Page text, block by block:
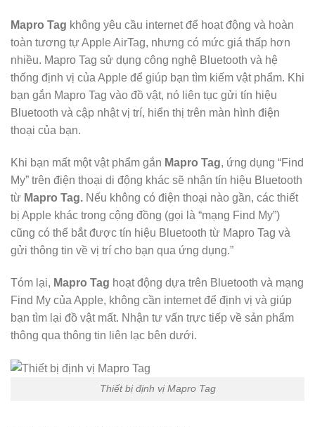
Mapro Tag không yêu cầu internet để hoạt động và hoàn
toàn tương tự Apple AirTag, nhưng có mức giá thấp hơn
nhiều. Mapro Tag sử dụng công nghệ Bluetooth và hệ
thống định vị của Apple để giúp bạn tìm kiếm vật phẩm. Khi
bạn gắn Mapro Tag vào đồ vật, nó liên tục gửi tín hiệu
Bluetooth và cập nhật vị trí, hiển thị trên màn hình điện
thoại của bạn.
Khi bạn mất một vật phẩm gắn Mapro Tag, ứng dụng “Find
My” trên điện thoại di động khác sẽ nhận tín hiệu Bluetooth
từ Mapro Tag. Nếu không có điện thoại nào gần, các thiết
bị Apple khác trong cộng đồng (gọi là “mạng Find My”)
cũng có thể bắt được tín hiệu Bluetooth từ Mapro Tag và
gửi thông tin về vị trí cho bạn qua ứng dụng.”
Tóm lại, Mapro Tag hoạt động dựa trên Bluetooth và mạng
Find My của Apple, không cần internet để định vị và giúp
bạn tìm lại đồ vật mất. Nhận tư vấn trực tiếp về sản phẩm
thông qua thông tin liên lạc bên dưới.
Thiết bị định vị Mapro Tag